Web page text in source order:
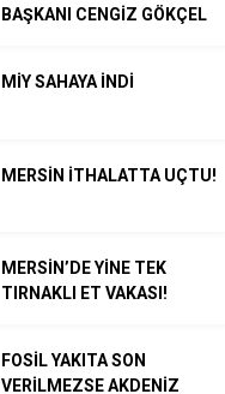
BAŞKANI CENGİZ GÖKÇEL
MİY SAHAYA İNDİ
MERSİN İTHALATTA UÇTU!
MERSİN’DE YİNE TEK
TIRNAKLI ET VAKASI!
FOSİL YAKITA SON
VERİLMEZSE AKDENİZ